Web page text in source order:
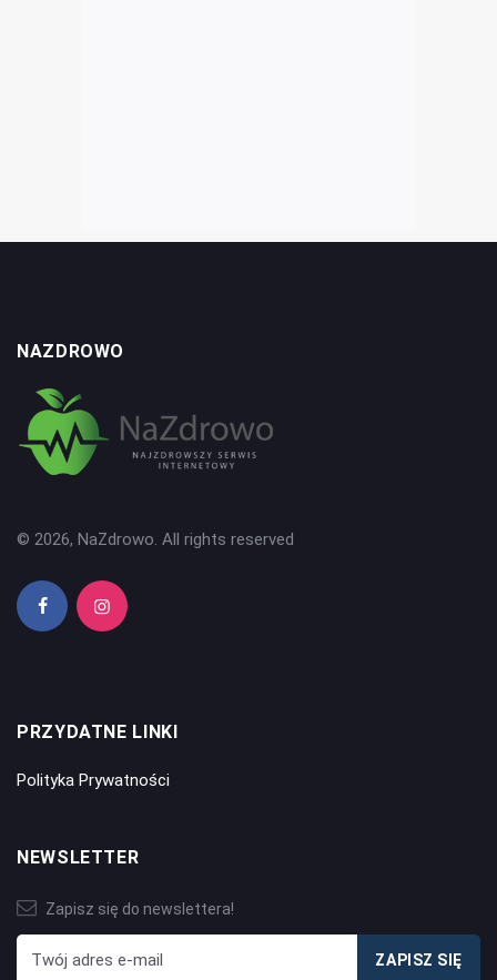
NAZDROWO
© 2026, NaZdrowo. All rights reserved
PRZYDATNE LINKI
Polityka Prywatności
NEWSLETTER
Zapisz się do newslettera!